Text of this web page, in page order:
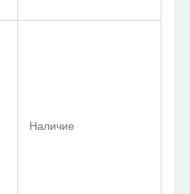
Наличие